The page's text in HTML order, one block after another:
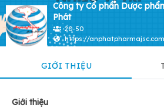
Công ty Cổ phần Dược
Phát
20-50
https://
GIỚI THIỆU
Giới thiệu